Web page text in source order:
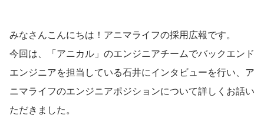
みなさんこんにちは！アニマライフの採用広報です。
今回は、「アニカル」のエンジニアチームでバックエンド
エンジニアを担当している石井にインタビューを行い、ア
ニマライフのエンジニアポジションについて詳しくお話い
ただきました。